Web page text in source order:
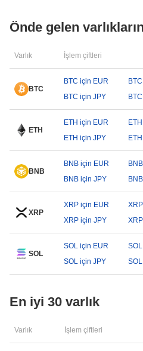
Önde gelen
Varlık İşlem çiftleri
BTC
BTC için EUR
BTC için JPY
ETH
ETH için EUR
ETH için JPY
BNB
BNB için EUR
BNB için JPY
XRP
XRP için EUR
XRP için JPY
SOL
SOL için EUR
SOL için JPY
En iyi 30 varlık
Varlık İşlem çiftleri